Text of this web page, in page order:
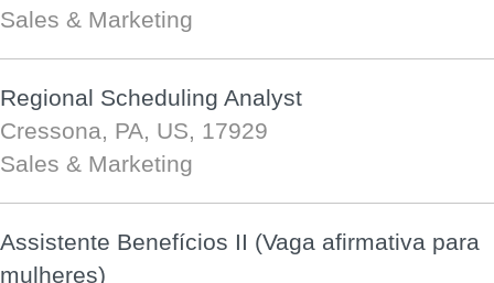
Sales & Marketing
Regional Scheduling Analyst
Cressona, PA, US, 17929
Sales & Marketing
Assistente Benefícios II (Vaga afirmativa para
mulheres)